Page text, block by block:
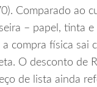
Comparado ao
– papel, tinta
compra física sai
O desconto de
de lista ainda